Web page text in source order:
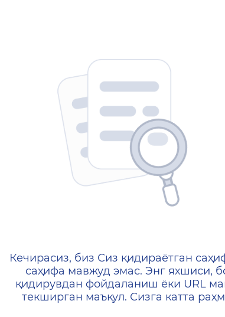
404 — Страница не
Кечирасиз, биз Сиз қидираётган
саҳифа мавжуд эмас. Энг яхшиси,
қидирувдан фойдаланиш ёки URL
текширган маъқул. Сизга катта